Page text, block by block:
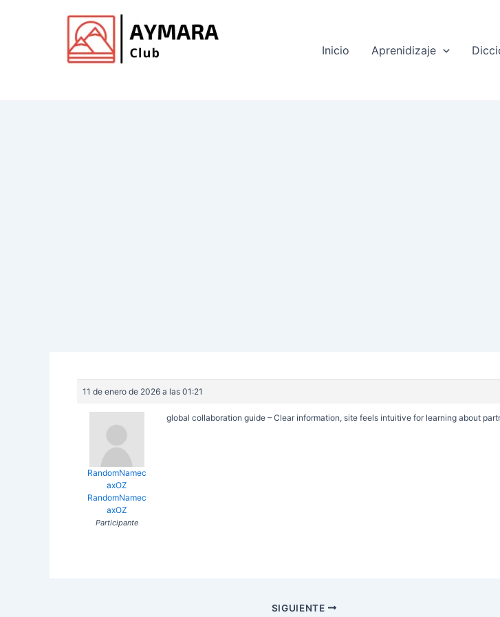
Inicio Aprenidizaje
11 de enero de 2026 a las 01:21
RandomNamec
axOZ
RandomNamec
axOZ
Participante
global collaboration guide – Clear information, site feels intuitive for learning about
SIGUIENTE